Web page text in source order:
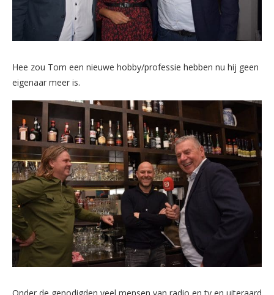
Hee zou Tom een nieuwe hobby/professie hebben nu hij geen
eigenaar meer is.